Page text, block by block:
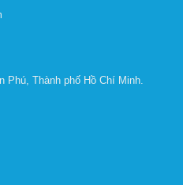
Phú, Thành phố Hồ Chí Minh.